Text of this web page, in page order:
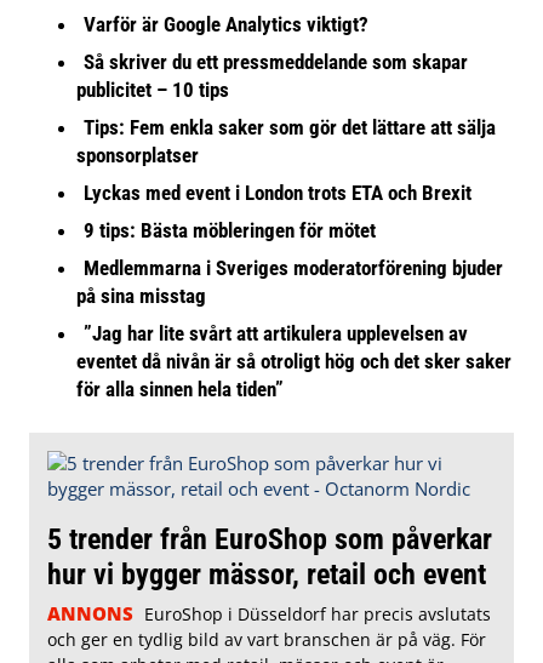
Varför är Google Analytics viktigt?
Så skriver du ett pressmeddelande som skapar
publicitet – 10 tips
Tips: Fem enkla saker som gör det lättare att sälja
sponsorplatser
Lyckas med event i London trots ETA och Brexit
9 tips: Bästa möbleringen för mötet
Medlemmarna i Sveriges moderatorförening bjuder
på sina misstag
”Jag har lite svårt att artikulera upplevelsen av
eventet då nivån är så otroligt hög och det sker saker
för alla sinnen hela tiden”
5 trender från EuroShop som påverkar
hur vi bygger mässor, retail och event
ANNONS EuroShop i Düsseldorf har precis avslutats
och ger en tydlig bild av vart branschen är på väg. För